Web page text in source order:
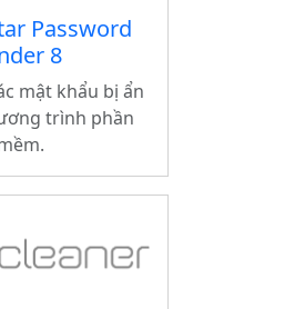
Password
8
mật khẩu bị ẩn
trình phần